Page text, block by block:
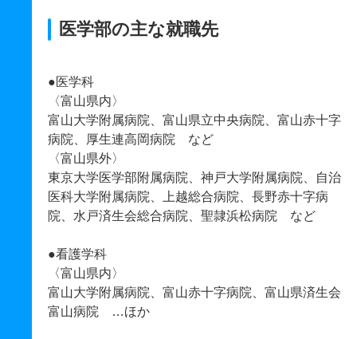
医学部の主な就職先
●医学科
〈富山県内〉
富山大学附属病院、富山県立中央病院、富山赤十字
病院、厚生連高岡病院 など
〈富山県外〉
東京大学医学部附属病院、神戸大学附属病院、自治
医科大学附属病院、上越総合病院、長野赤十字病
院、水戸済生会総合病院、聖隷浜松病院 など
●看護学科
〈富山県内〉
富山大学附属病院、富山赤十字病院、富山県済生会
富山病院 …ほか